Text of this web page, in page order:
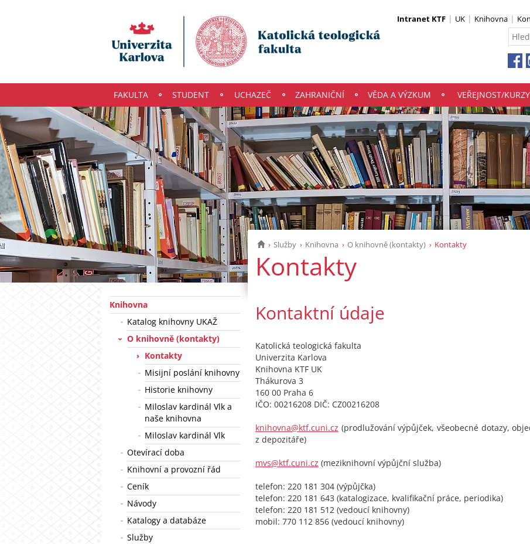
Intranet KTF UK Knihovna
FAKULTA STUDENT UCHAZEČ ZAHRANIČNÍ VĚDA A VÝZKUM VEŘEJNOST/KURZY
Služby Knihovna O knihovně (kontakty) Kontakty
Knihovna
Katalog knihovny UKAŽ
O knihovně (kontakty)
Kontakty
Misijní poslání knihovny
Historie knihovny
Miloslav kardinál Vlk a
naše knihovna
Miloslav kardinál Vlk
Otevírací doba
Knihovní a provozní řád
Ceník
Návody
Katalogy a databáze
Služby
Kontakty
Kontaktní údaje
Katolická teologická fakulta
Univerzita Karlova
Knihovna KTF UK
Thákurova 3
160 00 Praha 6
IČO: 00216208 DIČ: CZ00216208
knihovna@ktf.cuni.cz (prodlužování výpůjček, všeobecné dotazy,
z depozitáře)
mvs@ktf.cuni.cz (meziknihovní výpůjční služba)
telefon: 220 181 304 (výpůjčka)
telefon: 220 181 643 (katalogizace, kvalifikační práce, periodika)
telefon: 220 181 512 (vedoucí knihovny)
mobil: 770 112 856 (vedoucí knihovny)